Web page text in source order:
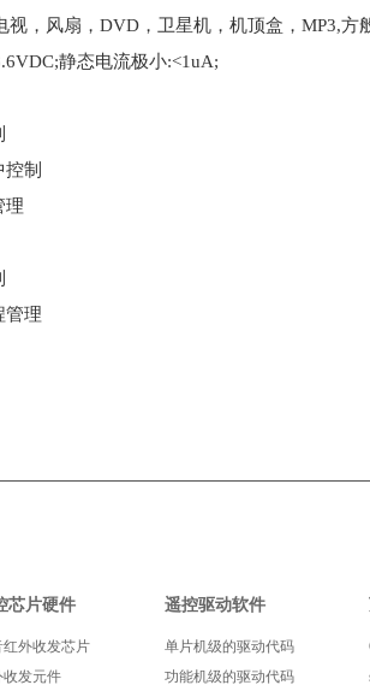
风扇，DVD，卫星机，机顶盒，MP3,方
静态电流极小:<1uA;
制
理
芯片硬件
红外收发芯片
收发元件
遥控驱动软件
单片机级的驱动代码
功能机级的驱动代码